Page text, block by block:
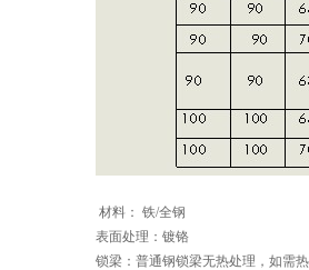
材料： 铁/全钢
表面处理：镀铬
锁梁：普通钢锁梁无热处理，如需